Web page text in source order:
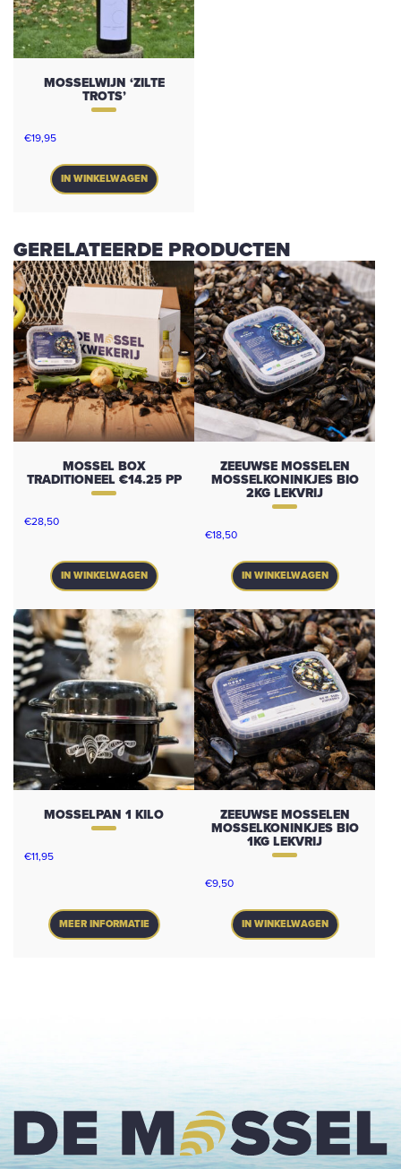
MOSSELWIJN ‘ZILTE
TROTS’
€19,95
IN WINKELWAGEN
GERELATEERDE PRODUCTEN
MOSSEL BOX
TRADITIONEEL €14.25 PP
€28,50
IN WINKELWAGEN
ZEEUWSE MOSSELEN
MOSSELKONINKJES BIO
2KG LEKVRIJ
€18,50
IN WINKELWAGEN
MOSSELPAN 1 KILO
€11,95
MEER INFORMATIE
ZEEUWSE MOSSELEN
MOSSELKONINKJES BIO
1KG LEKVRIJ
€9,50
IN WINKELWAGEN